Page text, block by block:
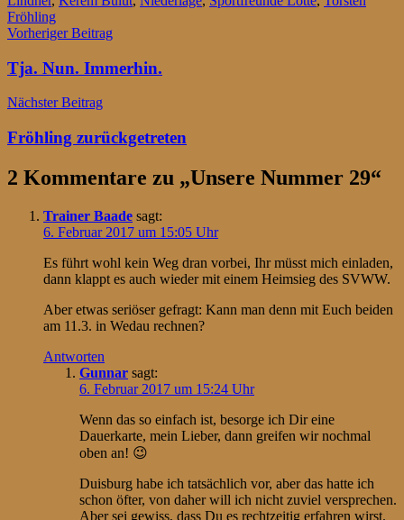
Fröhling
Beitragsnavigation
Vorheriger Beitrag
Tja. Nun. Immerhin.
Nächster Beitrag
Fröhling zurückgetreten
2 Kommentare zu „Unsere Nummer 29“
Trainer Baade sagt:
6. Februar 2017 um 15:05 Uhr
Es führt wohl kein Weg dran vorbei, Ihr müsst mich einladen,
dann klappt es auch wieder mit einem Heimsieg des SVWW.
Aber etwas seriöser gefragt: Kann man denn mit Euch beiden
am 11.3. in Wedau rechnen?
Antworten
Gunnar sagt:
6. Februar 2017 um 15:24 Uhr
Wenn das so einfach ist, besorge ich Dir eine
Dauerkarte, mein Lieber, dann greifen wir nochmal
oben an! 😉
Duisburg habe ich tatsächlich vor, aber das hatte ich
schon öfter, von daher will ich nicht zuviel versprechen.
Aber sei gewiss, dass Du es rechtzeitig erfahren wirst.